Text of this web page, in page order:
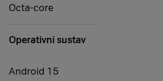
Octa-core
Operativni sustav
Android 15